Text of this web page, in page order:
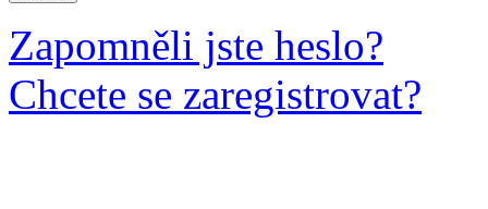
Zapomněli jste heslo?
Chcete se zaregistrovat?